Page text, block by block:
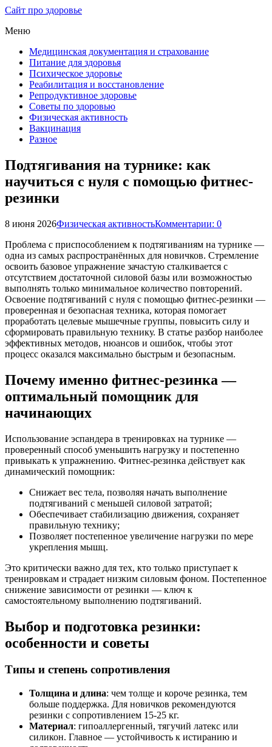
Сайт про здоровье
Меню
Медицинская документация и страхование
Питание для здоровья
Психическое здоровье
Реабилитация и восстановление
Репродуктивное здоровье
Советы по здоровью
Физическая активность
Вакцинация
Разное
Подтягивания на турнике: как
научиться с нуля с помощью фитнес-
резинки
8 июня 2026Физическая активностьКомментарии: 0
Проблема с приспособлением к подтягиваниям на турнике —
одна из самых распространённых для новичков. Стремление
освоить базовое упражнение зачастую сталкивается с
отсутствием достаточной силовой базы или возможностью
выполнять только минимальное количество повторений.
Освоение подтягиваний с нуля с помощью фитнес-резинки —
проверенная и безопасная техника, которая помогает
проработать целевые мышечные группы, повысить силу и
сформировать правильную технику. В статье разбор наиболее
эффективных методов, нюансов и ошибок, чтобы этот
процесс оказался максимально быстрым и безопасным.
Почему именно фитнес-резинка —
оптимальный помощник для
начинающих
Использование эспандера в тренировках на турнике —
проверенный способ уменьшить нагрузку и постепенно
привыкать к упражнению. Фитнес-резинка действует как
динамический помощник:
Снижает вес тела, позволяя начать выполнение
подтягиваний с меньшей силовой затратой;
Обеспечивает стабилизацию движения, сохраняет
правильную технику;
Позволяет постепенное увеличение нагрузки по мере
укрепления мышц.
Это критически важно для тех, кто только приступает к
тренировкам и страдает низким силовым фоном. Постепенное
снижение зависимости от резинки — ключ к
самостоятельному выполнению подтягиваний.
Выбор и подготовка резинки:
особенности и советы
Типы и степень сопротивления
Толщина и длина: чем толще и короче резинка, тем
больше поддержка. Для новичков рекомендуются
резинки с сопротивлением 15-25 кг.
Материал: гипоаллергенный, тягучий латекс или
силикон. Главное — устойчивость к истиранию и